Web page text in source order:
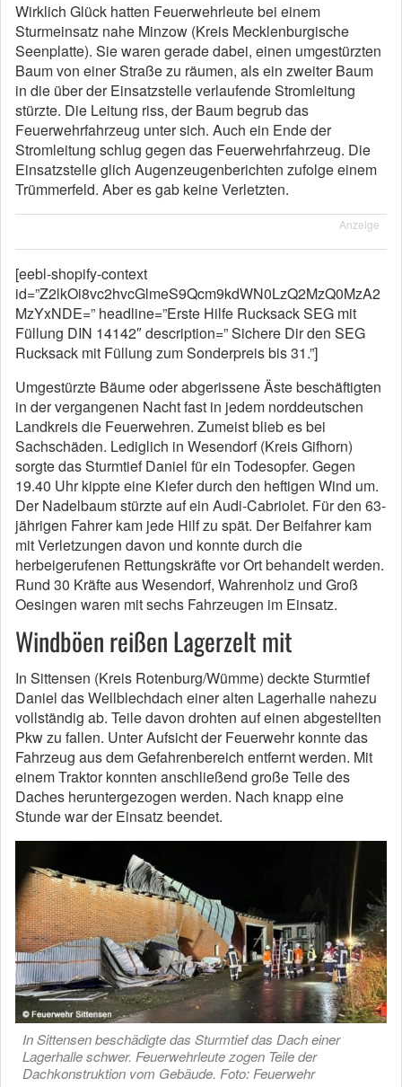
Wirklich Glück hatten Feuerwehrleute bei einem
Sturmeinsatz nahe Minzow (Kreis Mecklenburgische
Seenplatte). Sie waren gerade dabei, einen umgestürzten
Baum von einer Straße zu räumen, als ein zweiter Baum
in die über der Einsatzstelle verlaufende Stromleitung
stürzte. Die Leitung riss, der Baum begrub das
Feuerwehrfahrzeug unter sich. Auch ein Ende der
Stromleitung schlug gegen das Feuerwehrfahrzeug. Die
Einsatzstelle glich Augenzeugenberichten zufolge einem
Trümmerfeld. Aber es gab keine Verletzten.
Anzeige
[eebl-shopify-context
id=”Z2lkOi8vc2hvcGlmeS9Qcm9kdWN0LzQ2MzQ0MzA2
MzYxNDE=” headline=”Erste Hilfe Rucksack SEG mit
Füllung DIN 14142″ description=” Sichere Dir den SEG
Rucksack mit Füllung zum Sonderpreis bis 31.”]
Umgestürzte Bäume oder abgerissene Äste beschäftigten
in der vergangenen Nacht fast in jedem norddeutschen
Landkreis die Feuerwehren. Zumeist blieb es bei
Sachschäden. Lediglich in Wesendorf (Kreis Gifhorn)
sorgte das Sturmtief Daniel für ein Todesopfer. Gegen
19.40 Uhr kippte eine Kiefer durch den heftigen Wind um.
Der Nadelbaum stürzte auf ein Audi-Cabriolet. Für den 63-
jährigen Fahrer kam jede Hilf zu spät. Der Beifahrer kam
mit Verletzungen davon und konnte durch die
herbeigerufenen Rettungskräfte vor Ort behandelt werden.
Rund 30 Kräfte aus Wesendorf, Wahrenholz und Groß
Oesingen waren mit sechs Fahrzeugen im Einsatz.
Windböen reißen Lagerzelt mit
In Sittensen (Kreis Rotenburg/Wümme) deckte Sturmtief
Daniel das Wellblechdach einer alten Lagerhalle nahezu
vollständig ab. Teile davon drohten auf einen abgestellten
Pkw zu fallen. Unter Aufsicht der Feuerwehr konnte das
Fahrzeug aus dem Gefahrenbereich entfernt werden. Mit
einem Traktor konnten anschließend große Teile des
Daches heruntergezogen werden. Nach knapp eine
Stunde war der Einsatz beendet.
In Sittensen beschädigte das Sturmtief das Dach einer
Lagerhalle schwer. Feuerwehrleute zogen Teile der
Dachkonstruktion vom Gebäude. Foto: Feuerwehr